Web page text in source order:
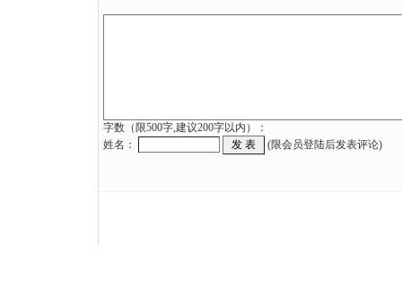
字数（限500字,建议200字以内）：
姓名：
(限会员登陆后发表评论)